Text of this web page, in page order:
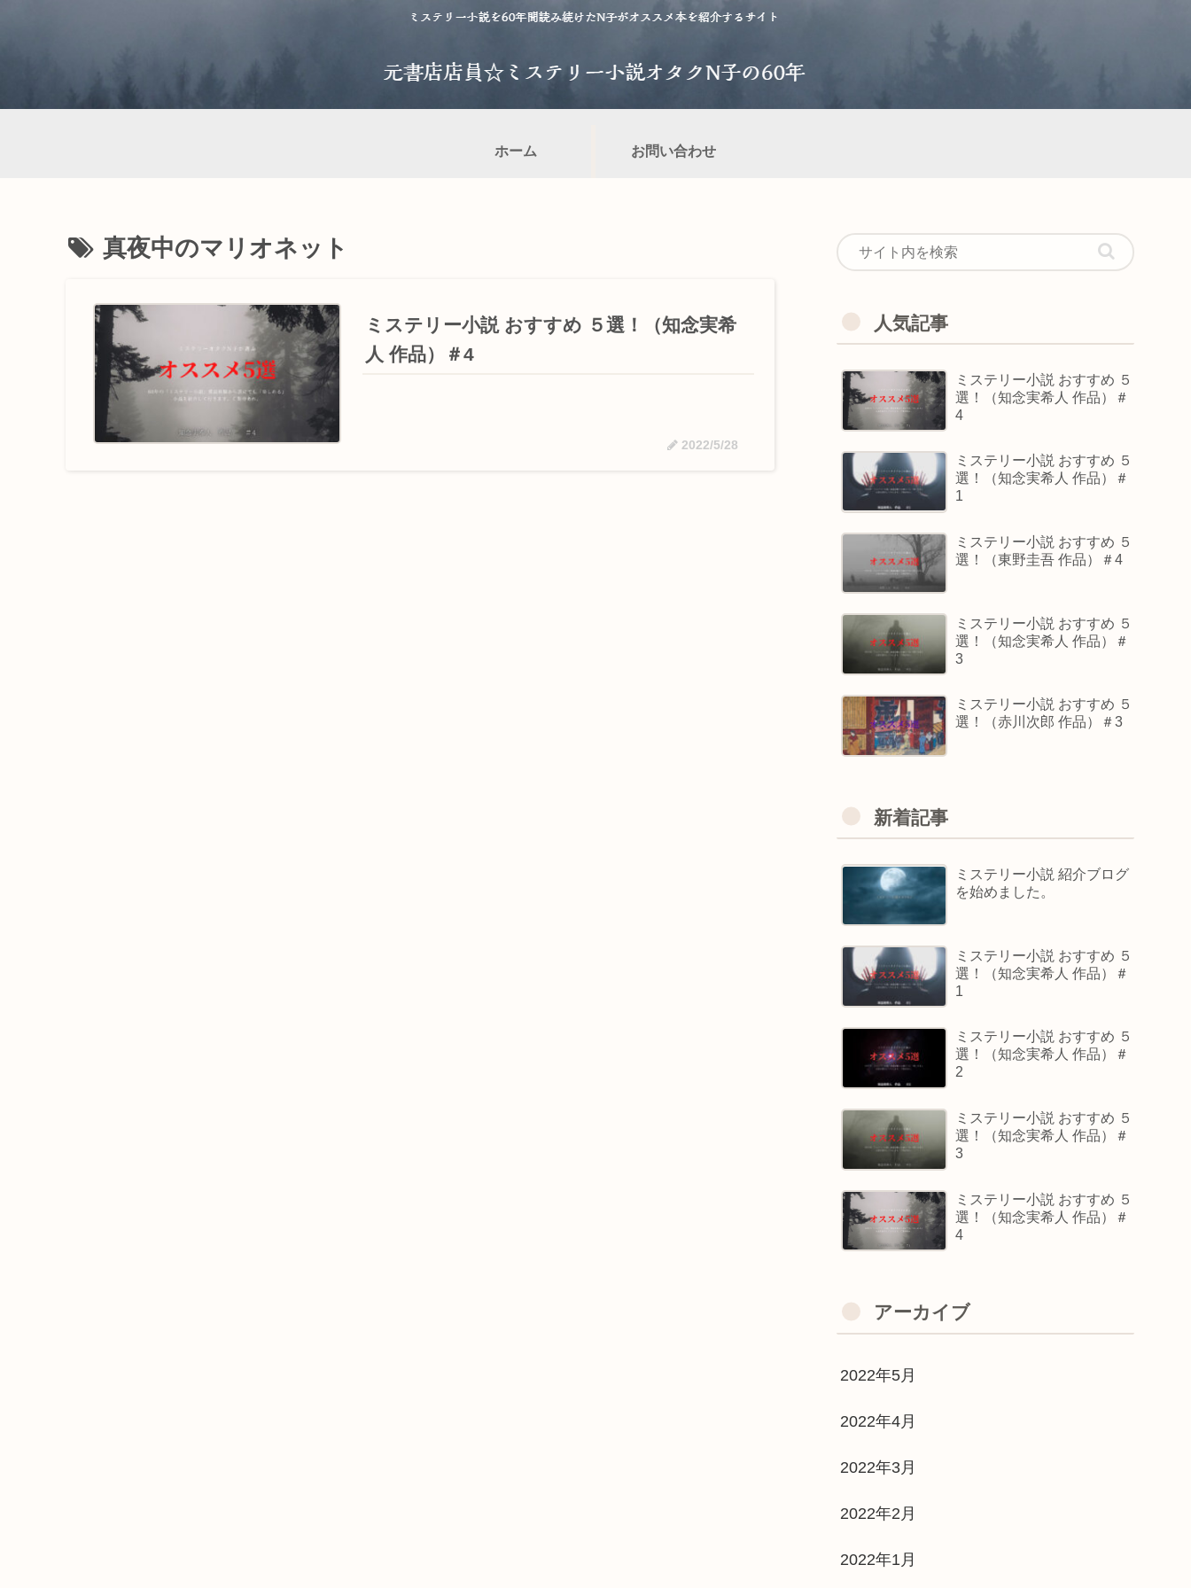
ホーム お問い合わせ
真夜中のマリオネット
ミステリー小説 おすすめ ５選！（知念実希
人 作品）＃4
2022/5/28
人気記事
ミステリー小説 おすすめ ５
選！（知念実希人 作品）＃
4
ミステリー小説 おすすめ ５
選！（知念実希人 作品）＃
1
ミステリー小説 おすすめ ５
選！（東野圭吾 作品）＃4
ミステリー小説 おすすめ ５
選！（知念実希人 作品）＃
3
ミステリー小説 おすすめ ５
選！（赤川次郎 作品）＃3
新着記事
ミステリー小説 紹介ブログ
を始めました。
ミステリー小説 おすすめ ５
選！（知念実希人 作品）＃
1
ミステリー小説 おすすめ ５
選！（知念実希人 作品）＃
2
ミステリー小説 おすすめ ５
選！（知念実希人 作品）＃
3
ミステリー小説 おすすめ ５
選！（知念実希人 作品）＃
4
アーカイブ
2022年5月
2022年4月
2022年3月
2022年2月
2022年1月